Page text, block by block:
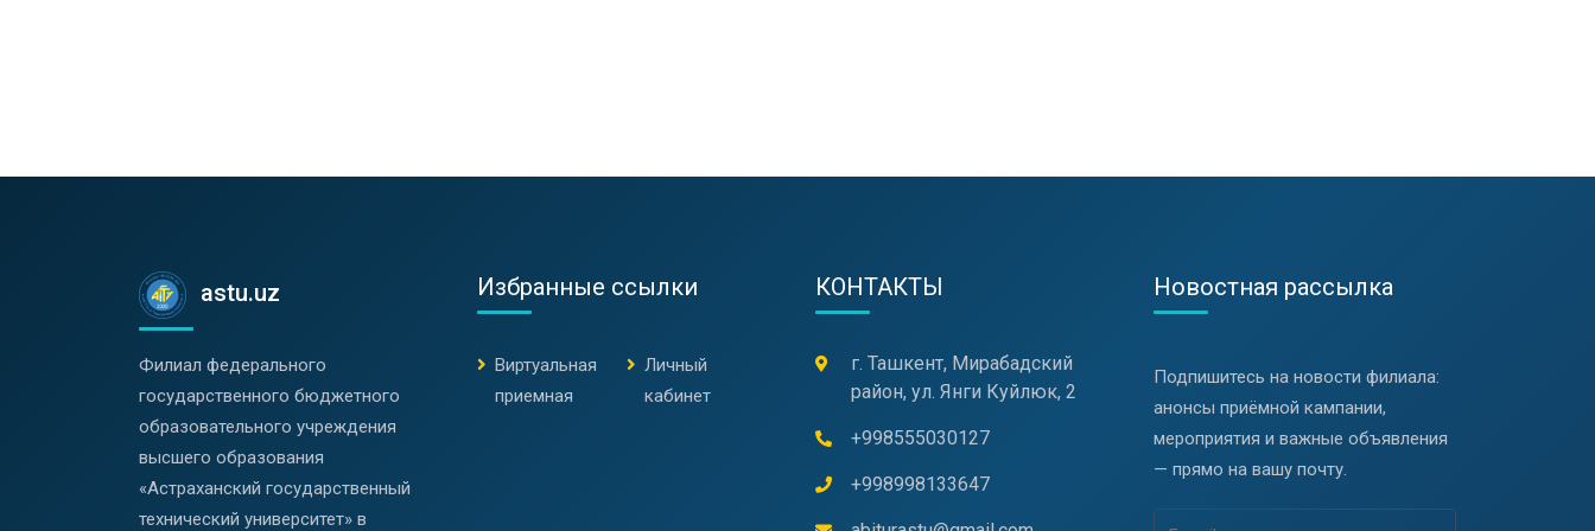
astu.uz
Филиал федерального
государственного бюджетного
образовательного учреждения
высшего образования
«Астраханский государственный
технический университет» в
Избранные ссылки
Виртуальная
приемная
Личный
кабинет
КОНТАКТЫ
г. Ташкент, Мирабадский
район, ул. Янги Куйлюк, 2
+998555030127
+998998133647
Новостная рассылка
Подпишитесь на новости филиала:
анонсы приёмной кампании,
мероприятия и важные объявления
— прямо на вашу почту.